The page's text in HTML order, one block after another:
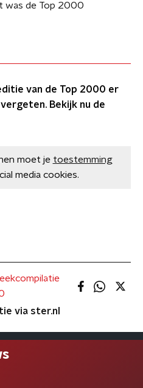
was de Top 2000
van de Top 2000 er
Bekijk nu de
moet je toestemming
media cookies.
via ster.nl